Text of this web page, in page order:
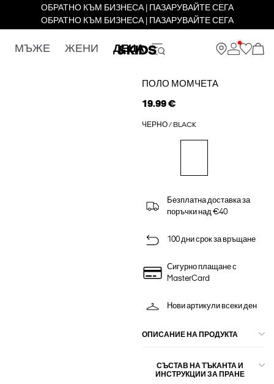
ОБРАТНО КЪМ БИЗНЕСА | ПАЗАРУВАЙТЕ СЕГА
ОБРАТНО КЪМ БИЗНЕСА | ПАЗАРУВАЙТЕ СЕГА
МЪЖЕ ЖЕНИ ДЕЦА
ПОЛО МОМЧЕТА
19.99 €
ЧЕРНО / BLACK
Безплатна доставка за
поръчки над €40
100 дни срок за връщане
Сигурно плащане с
MasterCard
Нови артикули всеки ден
ОПИСАНИЕ НА ПРОДУКТА
СЪСТАВ НА ТЪКАНТА И
ИНСТРУКЦИИ ЗА ПРАНЕ